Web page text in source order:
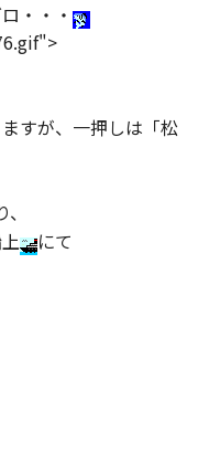
・・・
すが、 一押しは「松
にて